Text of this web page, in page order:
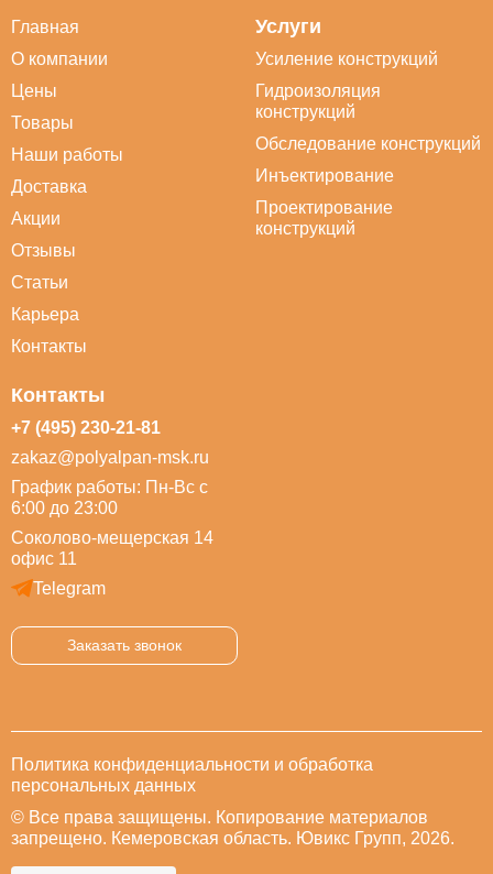
Главная
О компании
Цены
Товары
Наши работы
Доставка
Акции
Отзывы
Статьи
Карьера
Контакты
Услуги
Усиление конструкций
Гидроизоляция
конструкций
Обследование конструкций
Инъектирование
Проектирование
конструкций
Контакты
+7 (495) 230-21-81
zakaz@polyalpan-msk.ru
График работы: Пн-Вс с
6:00 до 23:00
Соколово-мещерская 14
офис 11
Telegram
Заказать звонок
Политика конфиденциальности и обработка
персональных данных
© Все права защищены. Копирование материалов
запрещено. Кемеровская область. Ювикс Групп, 2026.